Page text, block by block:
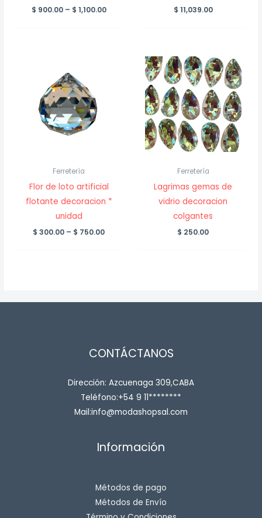
$ 900.00 – $ 1,100.00Price
$ 11,039.00
Ferretería
Flor de loto artificial
flotante decoracion *
unidad
$ 300.00 – $ 750.00Price
Ferretería
Lagrimas gemas de
vidrio decoracion
colgantes
$ 250.00
CONTÁCTANOS
Dirección: Azcuenaga 309,CABA
Teléfono:+54 9 11********
Mail:info@modashopsal.com
Información
Métodos de pago
Métodos de Envío